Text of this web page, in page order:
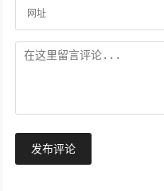
发布评论